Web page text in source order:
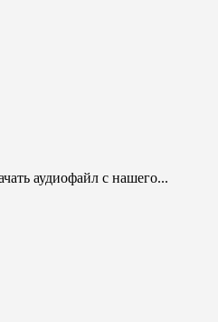
аудиофайл с нашего...